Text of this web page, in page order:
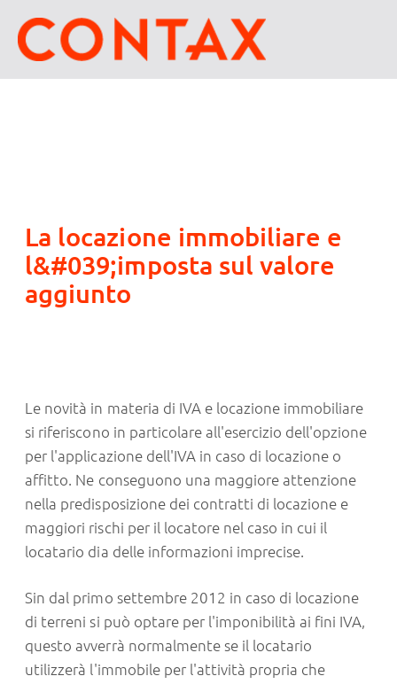
La locazione immobiliare e
l&#039;imposta sul valore
aggiunto
Le novità in materia di IVA e locazione immobiliare
si riferiscono in particolare all'esercizio dell'opzione
per l'applicazione dell'IVA in caso di locazione o
affitto. Ne conseguono una maggiore attenzione
nella predisposizione dei contratti di locazione e
maggiori rischi per il locatore nel caso in cui il
locatario dia delle informazioni imprecise.
Sin dal primo settembre 2012 in caso di locazione
di terreni si può optare per l'imponibilità ai fini IVA,
questo avverrà normalmente se il locatario
utilizzerà l'immobile per l'attività propria che